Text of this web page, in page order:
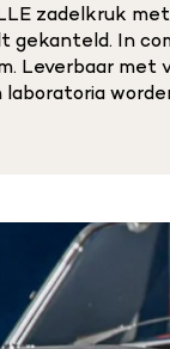
zadelkruk
gekanteld. In
Leverbaar met
laboratoria